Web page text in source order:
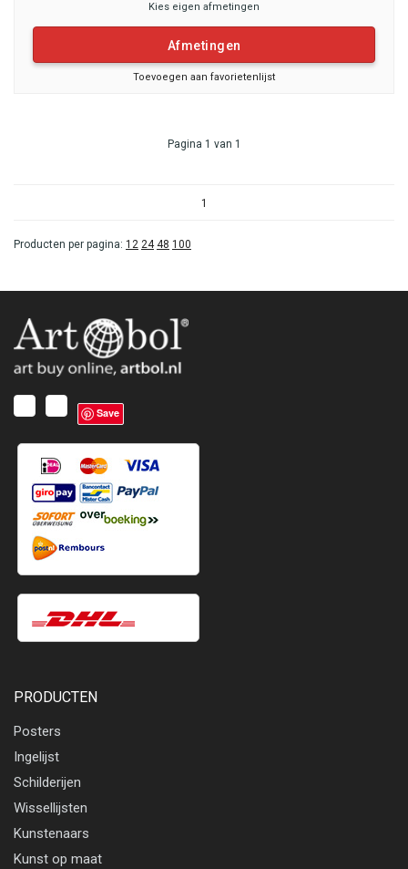
Kies eigen afmetingen
Afmetingen
Toevoegen aan favorietenlijst
Pagina 1 van 1
1
Producten per pagina: 12 24 48 100
Save
PRODUCTEN
Posters
Ingelijst
Schilderijen
Wissellijsten
Kunstenaars
Kunst op maat